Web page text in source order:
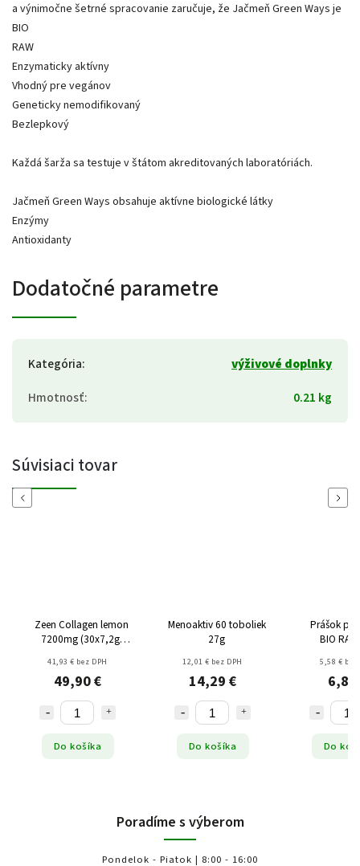
a výnimočne šetrné spracovanie zaručuje, že Jačmeň Green Ways je
BIO
RAW
Enzymaticky aktívny
Vhodný pre vegánov
Geneticky nemodifikovaný
Bezlepkový
Každá šarža sa testuje v štátom akreditovaných laboratóriách.
Jačmeň Green Ways obsahuje aktívne biologické látky
Enzýmy
Antioxidanty
Dodatočné parametre
Kategória:
výživové doplnky
Hmotnosť: 0.21 kg
Súvisiaci tovar
Previous
Zeen Collagen lemon
7200mg (30x7,2g)
41,93 € bez DPH
49,90 €
Do košíka
Menoaktiv 60 toboliek
27g
12,01 € bez DPH
14,29 €
Do košíka
Prášok
BIO
5,58 € bez
6,86
Do
Next
Poradíme s výberom
Pondelok - Piatok | 8:00 - 16:00